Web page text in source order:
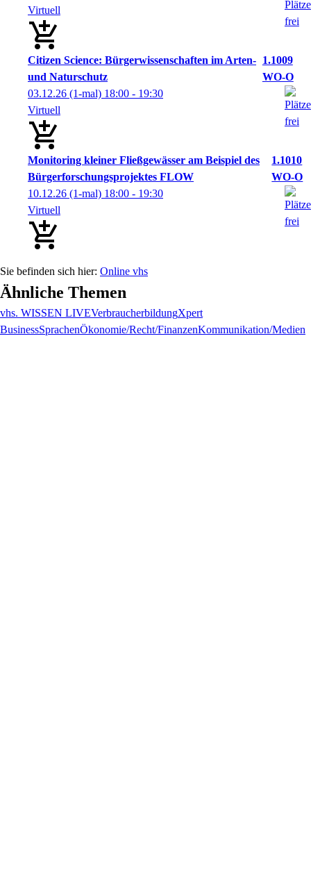
Virtuell
Citizen Science: Bürgerwissenschaften im Arten-
und Naturschutz
1.1009
WO-O
03.12.26 (1-mal) 18:00 - 19:30
Virtuell
Monitoring kleiner Fließgewässer am Beispiel des
Bürgerforschungsprojektes FLOW
1.1010
WO-O
10.12.26 (1-mal) 18:00 - 19:30
Virtuell
Online vhs
Ähnliche Themen
vhs. WISSEN LIVEVerbraucherbildungXpert
BusinessSprachenÖkonomie/Recht/FinanzenKommunikation/Medien